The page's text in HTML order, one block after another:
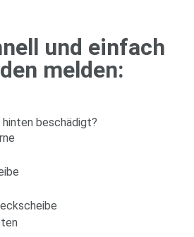
und einfach
melden:
beschädigt?